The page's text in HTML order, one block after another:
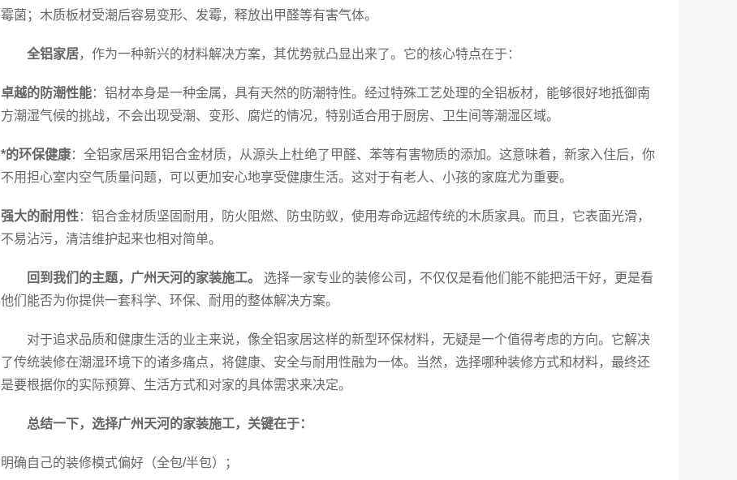
霉菌；木质板材受潮后容易变形、发霉，释放出甲醛等有害气体。
全铝家居，作为一种新兴的材料解决方案，其优势就凸显出来了。它的核心特点在于：
卓越的防潮性能：铝材本身是一种金属，具有天然的防潮特性。经过特殊工艺处理的全铝板材，能够很好地抵御南
方潮湿气候的挑战，不会出现受潮、变形、腐烂的情况，特别适合用于厨房、卫生间等潮湿区域。
*的环保健康：全铝家居采用铝合金材质，从源头上杜绝了甲醛、苯等有害物质的添加。这意味着，新家入住后，你
不用担心室内空气质量问题，可以更加安心地享受健康生活。这对于有老人、小孩的家庭尤为重要。
强大的耐用性：铝合金材质坚固耐用，防火阻燃、防虫防蚁，使用寿命远超传统的木质家具。而且，它表面光滑，
不易沾污，清洁维护起来也相对简单。
回到我们的主题，广州天河的家装施工。
选择一家专业的装修公司，不仅仅是看他们能不能把活干好，更是看
他们能否为你提供一套科学、环保、耐用的整体解决方案。
对于追求品质和健康生活的业主来说，像全铝家居这样的新型环保材料，无疑是一个值得考虑的方向。它解决
了传统装修在潮湿环境下的诸多痛点，将健康、安全与耐用性融为一体。当然，选择哪种装修方式和材料，最终还
是要根据你的实际预算、生活方式和对家的具体需求来决定。
总结一下，选择广州天河的家装施工，关键在于：
明确自己的装修模式偏好（全包/半包）；